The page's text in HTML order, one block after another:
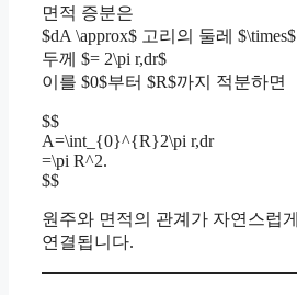
면적 증분은
$dA \approx$ 고리의 둘레 $\times$
두께 $= 2\pi r,dr$
이를 $0$부터 $R$까지 적분하면
$$
A=\int_{0}^{R}2\pi r,dr
=\pi R^2.
$$
원주와 면적의 관계가 자연스럽게
연결됩니다.